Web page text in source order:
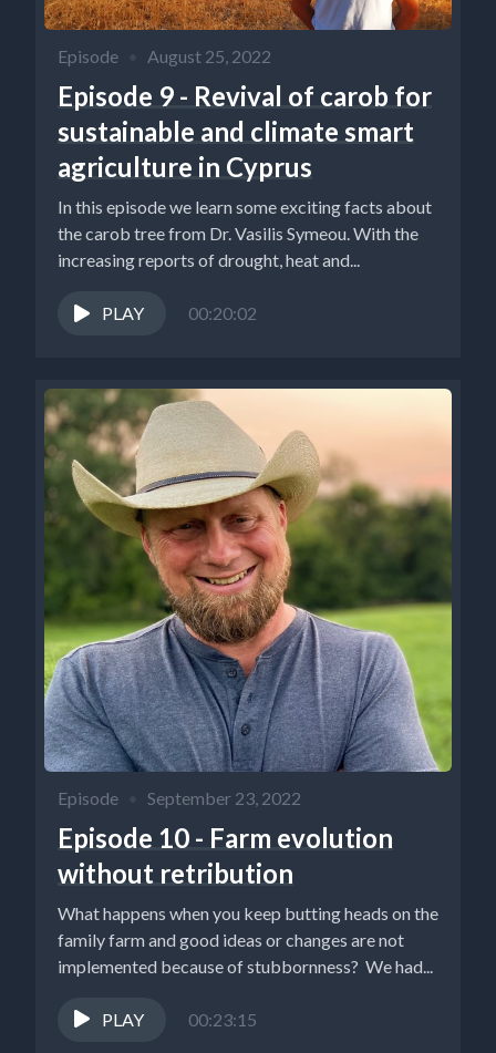
Episode August 25, 2022
Episode 9 - Revival of carob for
sustainable and climate smart
agriculture in Cyprus
In this episode we learn some exciting facts about
the carob tree from Dr. Vasilis Symeou. With the
increasing reports of drought, heat and...
PLAY 00:20:02
Episode September 23, 2022
Episode 10 - Farm evolution
without retribution
What happens when you keep butting heads on the
family farm and good ideas or changes are not
implemented because of stubbornness? We had...
PLAY 00:23:15